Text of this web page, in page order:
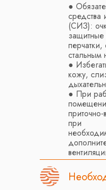
●
средства
(СИЗ):
перчатки,
стальным
●
кожу,
● При
при